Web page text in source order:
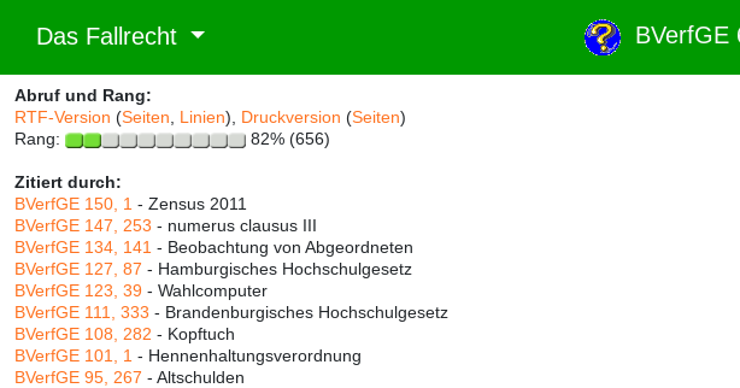
Das Fallrecht BVerfGE
Abruf und Rang:
RTF-Version (Seiten Linien), Druckversion (Seiten)
Rang:
82% (656)
Zitiert durch:
BVerfGE 150, 1 - Zensus 2011
BVerfGE 147, 253 - numerus clausus III
BVerfGE 134, 141 - Beobachtung von Abgeordneten
BVerfGE 127, 87 - Hamburgisches Hochschulgesetz
BVerfGE 123, 39 - Wahlcomputer
BVerfGE 111, 333 - Brandenburgisches Hochschulgesetz
BVerfGE 108, 282 - Kopftuch
BVerfGE 101, 1 - Hennenhaltungsverordnung
BVerfGE 95, 267 - Altschulden